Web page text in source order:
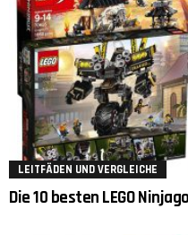
LEITFÄDEN UND VERGLEICHE
Die 10 besten LEGO